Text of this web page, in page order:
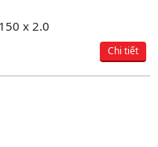
x 2.0
Chi tiết